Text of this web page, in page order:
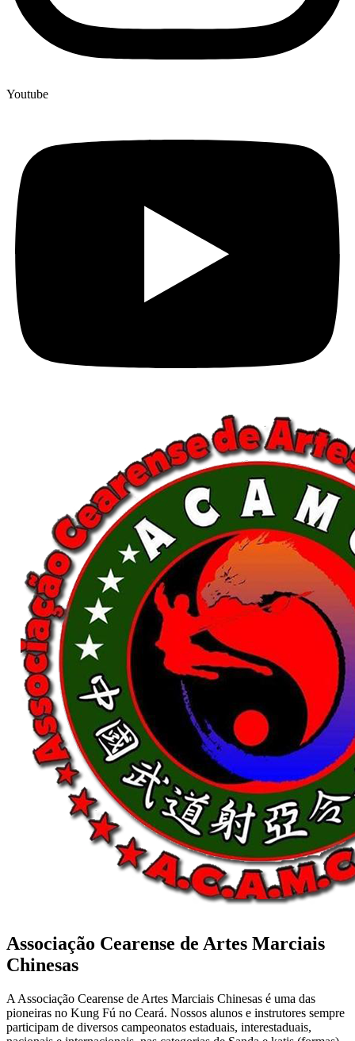
Youtube
Associação Cearense de Artes Marciais
Chinesas
A Associação Cearense de Artes Marciais Chinesas é uma das
pioneiras no Kung Fú no Ceará. Nossos alunos e instrutores sempre
participam de diversos campeonatos estaduais, interestaduais,